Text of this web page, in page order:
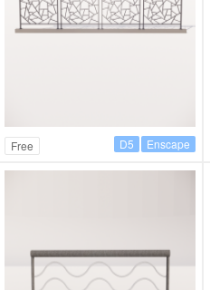
Free Enscape
D5